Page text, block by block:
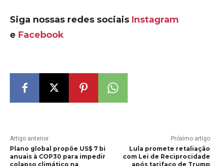
Siga nossas redes sociais Instagram
e Facebook
Artigo anterior
Plano global propõe US$ 7 bi
anuais à COP30 para impedir
colapso climático na
Próximo artigo
Lula promete retaliação
com Lei de Reciprocidade
após tarifaço de Trump